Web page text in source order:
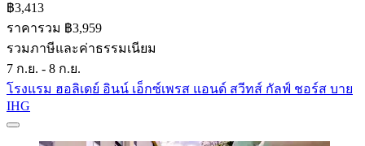
฿3,413
ราคารวม ฿3,959
รวมภาษีและค่าธรรมเนียม
7 ก.ย. - 8 ก.ย.
โรงแรม ฮอลิเดย์ อินน์ เอ็กซ์เพรส แอนด์ สวีทส์ กัลฟ์ ชอร์ส บาย
IHG